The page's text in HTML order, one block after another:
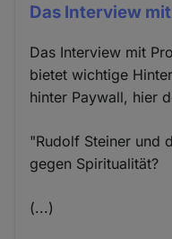
Das Interview
Das Interview mit
bietet wichtige
hinter Paywall, hier
"Rudolf Steiner und
gegen Spiritualität?
(...)